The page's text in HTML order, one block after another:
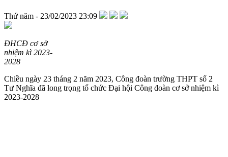
Thứ năm - 23/02/2023 23:09
ĐHCĐ cơ sở
nhiệm kì 2023-
2028
Chiều ngày 23 tháng 2 năm 2023, Công đoàn trường THPT số 2
Tư Nghĩa đã long trọng tổ chức Đại hội Công đoàn cơ sở nhiệm kì
2023-2028